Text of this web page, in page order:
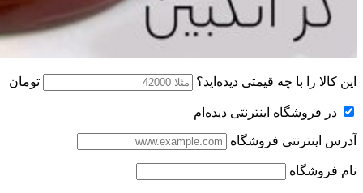
این کالا را با چه قیمتی دیده‌اید؟ تومان
در فروشگاه اینترنتی دیده‌ام
آدرس اینترنتی فروشگاه
نام فروشگاه